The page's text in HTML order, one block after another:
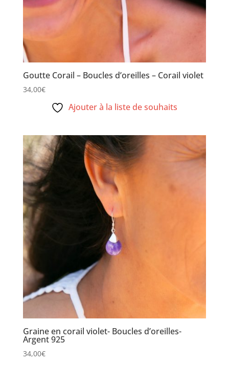
Goutte Corail – Boucles d’oreilles – Corail violet
34,00€
Ajouter à la liste de souhaits
Graine en corail violet- Boucles d’oreilles-
Argent 925
34,00€